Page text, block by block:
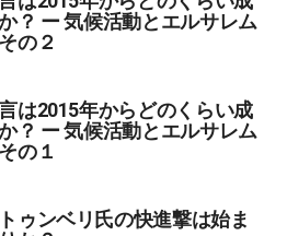
？ ー 気候活動とエルサレム
の２
は2015年からどのくらい成
？ ー 気候活動とエルサレム
の１
ゥンベリ氏の快進撃は始ま